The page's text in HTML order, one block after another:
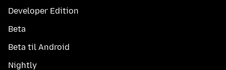
Developer Edition
Beta
Beta til Android
Nightly